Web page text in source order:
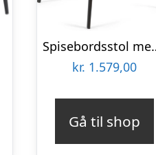
Spisebordsstol med
kr. 1.579,00
Gå til shop